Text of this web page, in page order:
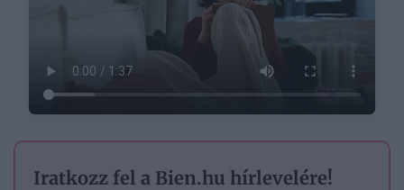
Iratkozz fel a Bien.hu hírlevelére!